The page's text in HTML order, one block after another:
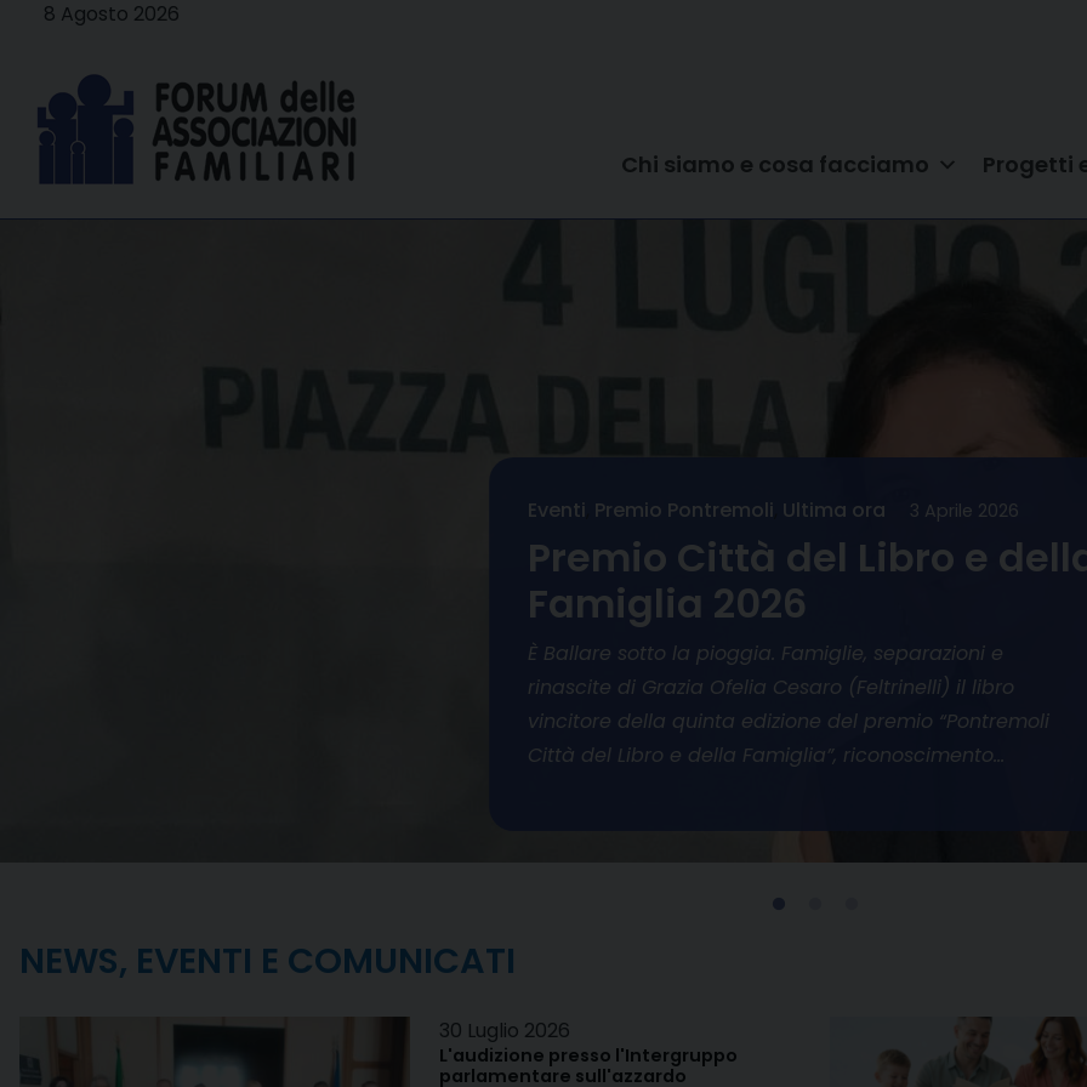
8 Agosto 2026
Chi siamo e cosa facciamo Progetti
Eventi Premio Pontremoli Ultima ora 3 Aprile 2026
Premio Città del Libro e
Famiglia 2026
È Ballare sotto la pioggia. Famiglie, separazioni e
rinascite di Grazia Ofelia Cesaro (Feltrinelli) il libro
vincitore della quinta edizione del premio “Pontremoli
Città del Libro e della Famiglia”, riconoscimento…
NEWS, EVENTI E COMUNICATI
30 Luglio 2026
L'audizione presso l'Intergruppo
parlamentare sull'azzardo